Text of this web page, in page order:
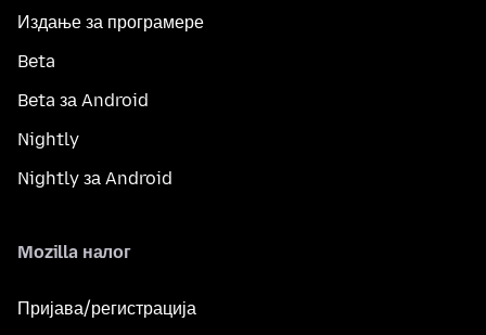
Издање за програмере
Beta
Beta за Android
Nightly
Nightly за Android
Mozilla налог
Пријава/регистрација